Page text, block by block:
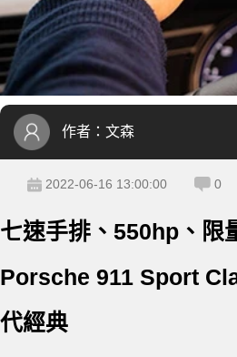
作者： 文森
2022-06-16 13:00:00 0
七速手排、550hp、限
Porsche 911 Sport
代經典